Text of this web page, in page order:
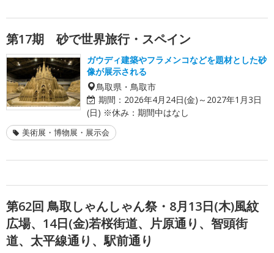
第17期 砂で世界旅行・スペイン
ガウディ建築やフラメンコなどを題材とした砂
像が展示される
鳥取県・鳥取市
期間： 2026年4月24日(金)～2027年1月3日
(日) ※休み：期間中はなし
美術展・博物展・展示会
第62回 鳥取しゃんしゃん祭・8月13日(木)風紋
広場、14日(金)若桜街道、片原通り、智頭街
道、太平線通り、駅前通り